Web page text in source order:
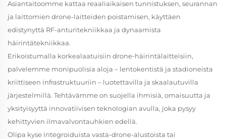
Asiantaitoomme kattaa reaaliaikaisen tunnistuksen, seurannan
ja laittomien drone-laitteiden poistamisen, käyttäen
edistynyttä RF-anturitekniikkaa ja dynaamista
häirintätekniikkaa.
Erikoistumalla korkealaatuisiin drone-häirintälaitteisiin,
palvelemme monipuolisia aloja – lentokentistä ja stadioneista
kriittiseen infrastruktuuriin – luotettavilla ja skaalautuvilla
järjestelmillä. Tehtävämme on suojella ihmisiä, omaisuutta ja
yksityisyyttä innovatiivisen teknologian avulla, joka pysyy
kehittyvien ilmavalvontauhkien edellä.
Olipa kyse integroiduista vasta-drone-alustoista tai